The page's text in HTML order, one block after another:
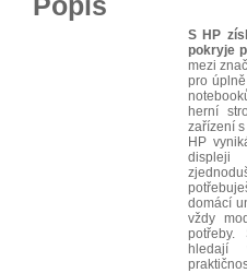
S HP
pokryje
mezi
pro
herní
zařízení
HP
displeji
domácí
vždy
potřeby.
hledají